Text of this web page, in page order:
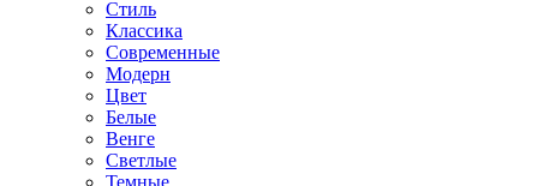
Стиль
Классика
Современные
Модерн
Цвет
Белые
Венге
Светлые
Темные